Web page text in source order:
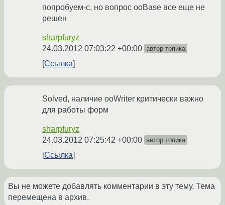
попробуем-с, но вопрос ooBase все еще не
решен
sharpfuryz
24.03.2012 07:03:22 +00:00 автор топика
Ссылка
Solved, наличие ooWriter критически важно
для работы форм
sharpfuryz
24.03.2012 07:25:42 +00:00 автор топика
Ссылка
Вы не можете добавлять комментарии в эту тему. Тема
перемещена в архив.